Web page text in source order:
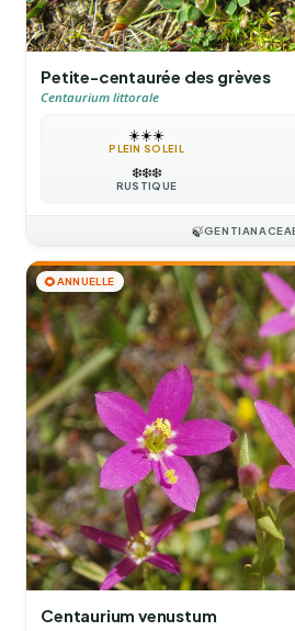
Petite-centaurée des grèves
Centaurium littorale
☀️☀️☀️
PLEIN SOLEIL
❄️❄️❄️
RUSTIQUE
🍃
🌻ANNUELLE
Centaurium venustum